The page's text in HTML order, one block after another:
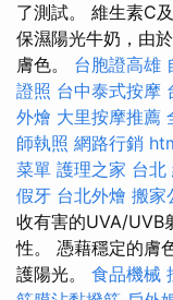
了測試。 維生素C
保濕陽光牛奶，由
膚色。 台胞證高雄
證照 台中泰式按摩
外燴 大里按摩推薦
師執照 網路行銷
菜單 護理之家 台北
假牙 台北外燴 搬家
收有害的UVA/UVB
性。 憑藉穩定的膚
護陽光。 食品機械